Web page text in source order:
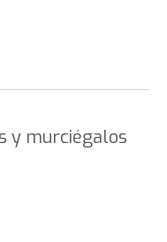
y murciégalos